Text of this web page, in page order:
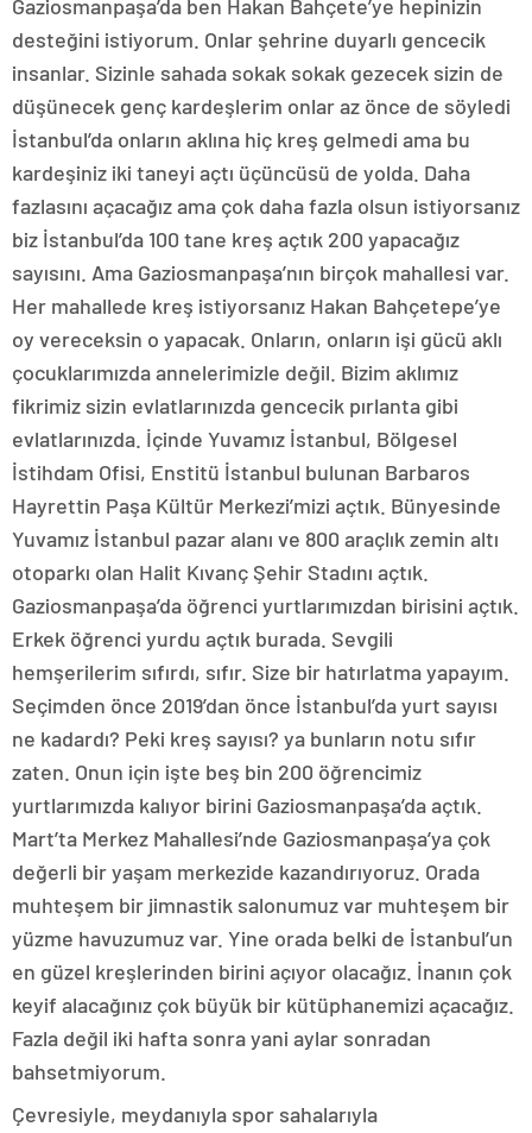
Gaziosmanpaşa’da ben Hakan Bahçete’ye hepinizin
desteğini istiyorum. Onlar şehrine duyarlı gencecik
insanlar. Sizinle sahada sokak sokak gezecek sizin de
düşünecek genç kardeşlerim onlar az önce de söyledi
İstanbul’da onların aklına hiç kreş gelmedi ama bu
kardeşiniz iki taneyi açtı üçüncüsü de yolda. Daha
fazlasını açacağız ama çok daha fazla olsun istiyorsanız
biz İstanbul’da 100 tane kreş açtık 200 yapacağız
sayısını. Ama Gaziosmanpaşa’nın birçok mahallesi var.
Her mahallede kreş istiyorsanız Hakan Bahçetepe’ye
oy vereceksin o yapacak. Onların, onların işi gücü aklı
çocuklarımızda annelerimizle değil. Bizim aklımız
fikrimiz sizin evlatlarınızda gencecik pırlanta gibi
evlatlarınızda. İçinde Yuvamız İstanbul, Bölgesel
İstihdam Ofisi, Enstitü İstanbul bulunan Barbaros
Hayrettin Paşa Kültür Merkezi’mizi açtık. Bünyesinde
Yuvamız İstanbul pazar alanı ve 800 araçlık zemin altı
otoparkı olan Halit Kıvanç Şehir Stadını açtık.
Gaziosmanpaşa’da öğrenci yurtlarımızdan birisini açtık.
Erkek öğrenci yurdu açtık burada. Sevgili
hemşerilerim sıfırdı, sıfır. Size bir hatırlatma yapayım.
Seçimden önce 2019’dan önce İstanbul’da yurt sayısı
ne kadardı? Peki kreş sayısı? ya bunların notu sıfır
zaten. Onun için işte beş bin 200 öğrencimiz
yurtlarımızda kalıyor birini Gaziosmanpaşa’da açtık.
Mart’ta Merkez Mahallesi’nde Gaziosmanpaşa’ya çok
değerli bir yaşam merkezide kazandırıyoruz. Orada
muhteşem bir jimnastik salonumuz var muhteşem bir
yüzme havuzumuz var. Yine orada belki de İstanbul’un
en güzel kreşlerinden birini açıyor olacağız. İnanın çok
keyif alacağınız çok büyük bir kütüphanemizi açacağız.
Fazla değil iki hafta sonra yani aylar sonradan
bahsetmiyorum.
Çevresiyle, meydanıyla spor sahalarıyla